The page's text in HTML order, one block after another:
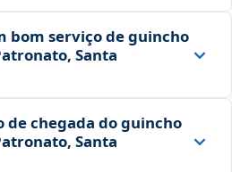
bom serviço de guincho
Santa
de chegada do guincho
Santa